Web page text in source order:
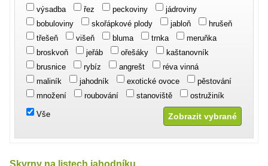
výsadba řez peckoviny
jádroviny
bobuloviny
skořápkové plody jabloň
hrušeň
třešeň
višeň bluma trnka
meruňka
broskvoň
jeřáb ořešáky
kaštanovník
brusnice
rybíz angrešt
réva vinná
maliník
jahodník exotické ovoce
pěstování
množení
roubování stanoviště ostružiník
Vše